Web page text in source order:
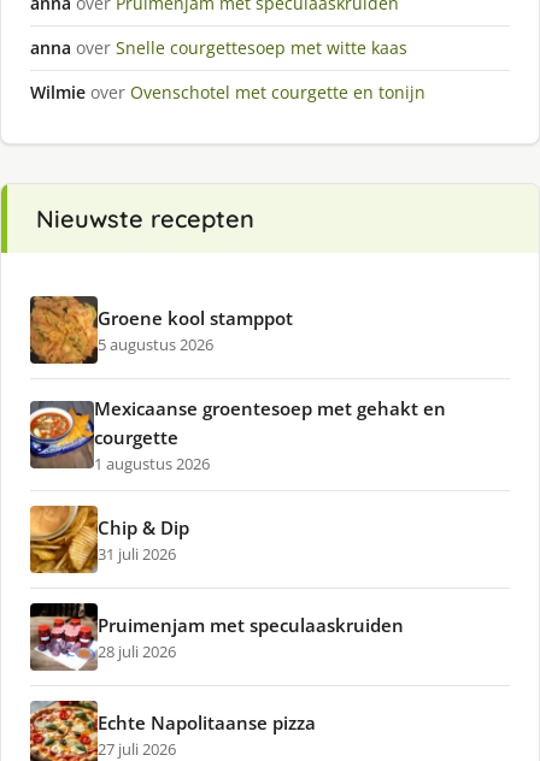
anna over Snelle courgettesoep met witte kaas
Wilmie over Ovenschotel met courgette en tonijn
Nieuwste recepten
Groene kool stamppot
5 augustus 2026
Mexicaanse groentesoep met gehakt en
courgette
1 augustus 2026
Chip & Dip
31 juli 2026
Pruimenjam met speculaaskruiden
28 juli 2026
Echte Napolitaanse pizza
27 juli 2026